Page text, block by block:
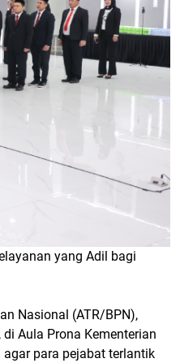
yang Adil bagi
Nasional (ATR/BPN),
Aula Prona Kementerian
para pejabat terlantik